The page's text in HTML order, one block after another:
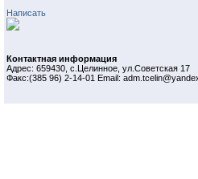
Написать
Контактная информация
Адрес: 659430, с.Целинное, ул.Советская 17
Факс:(385 96) 2-14-01 Email: